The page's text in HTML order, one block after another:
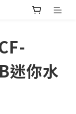
迷你水